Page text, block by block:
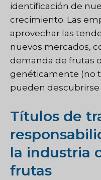
identificación de
crecimiento. Las
aprovechar las
nuevos mercados,
demanda de frutas
genéticamente (no
pueden
Títulos de
la industria
frutas